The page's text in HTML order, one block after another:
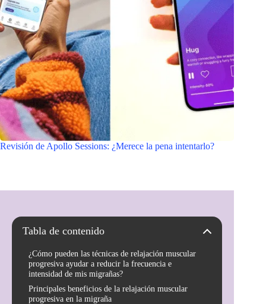
Revisión de Apollo Sessions: ¿Merece la pena intentarlo?
Tabla de contenido
¿Cómo pueden las técnicas de relajación muscular
progresiva ayudar a reducir la frecuencia e
intensidad de mis migrañas?
Principales beneficios de la relajación muscular
progresiva en la migraña